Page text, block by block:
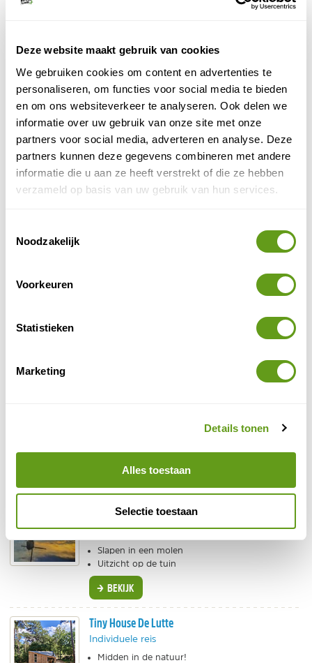
Deze website maakt gebruik van cookies
We gebruiken cookies om content en advertenties te
personaliseren, om functies voor social media te bieden
en om ons websiteverkeer te analyseren. Ook delen we
informatie over uw gebruik van onze site met onze
partners voor social media, adverteren en analyse. Deze
partners kunnen deze gegevens combineren met andere
informatie die u aan ze heeft verstrekt of die ze hebben
verzameld op basis van uw gebruik van hun services.
Noodzakelijk
Voorkeuren
Statistieken
Marketing
Details tonen
Alles toestaan
Selectie toestaan
verantwoord weekje weg.
BEKIJK
Huisje met sauna
Individuele reis
Mooi huisje met tuin en zwemvijver.
Heerlijke sauna!
Niet ver van Giethoorn, Dwingelderveld en
strand van Vrouwepolder.
Op privé-perceel. Veel rust en privacy.
BEKIJK
Slapen in een molen
Uitzicht op de tuin
BEKIJK
Tiny House De Lutte
Individuele reis
Midden in de natuur!